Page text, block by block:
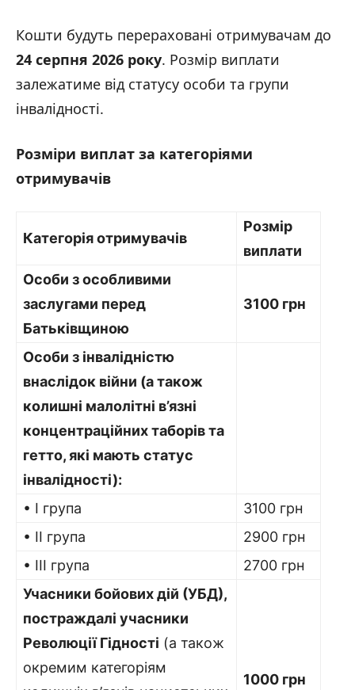
Кошти будуть перераховані отримувачам до
24 серпня 2026 року. Розмір виплати
залежатиме від статусу особи та групи
інвалідності.
Розміри виплат за категоріями
отримувачів
Категорія отримувачів
Розмір
виплати
Особи з особливими
заслугами перед
Батьківщиною
3100 грн
Особи з інвалідністю
внаслідок війни (а також
колишні малолітні в’язні
концентраційних таборів та
гетто, які мають статус
інвалідності):
• I група
3100 грн
• II група
2900 грн
• III група
2700 грн
Учасники бойових дій (УБД),
постраждалі учасники
Революції Гідності (а також
окремим категоріям
1000 грн